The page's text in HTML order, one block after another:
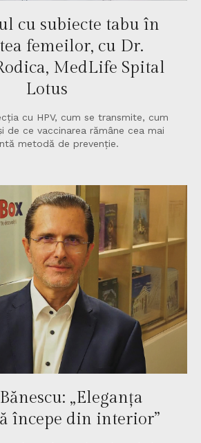
cu subiecte tabu în
femeilor, cu Dr.
MedLife Spital
Lotus
cu HPV, cum se transmite, cum
de ce vaccinarea rămâne cea mai
metodă de prevenție.
„Eleganța
începe din interior”